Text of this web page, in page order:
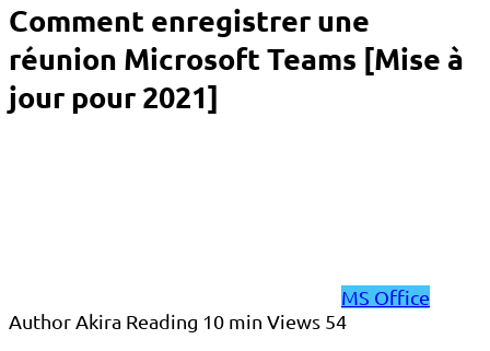
Comment enregistrer une
réunion Microsoft Teams [Mise à
jour pour 2021]
MS Office
Author Akira Reading 10 min Views 54